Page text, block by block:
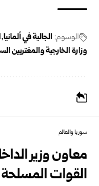
الوسوم: الجالية في ألمانيا
وزارة الخارجية والمغتربين
سوريا والعالم
معاون وزير
القوات